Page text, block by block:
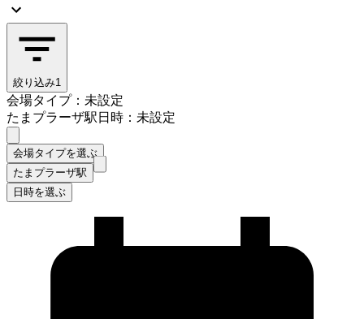
絞り込み1
会場タイプ：未設定
たまプラーザ駅日時：未設定
会場タイプを選ぶ
たまプラーザ駅
日時を選ぶ